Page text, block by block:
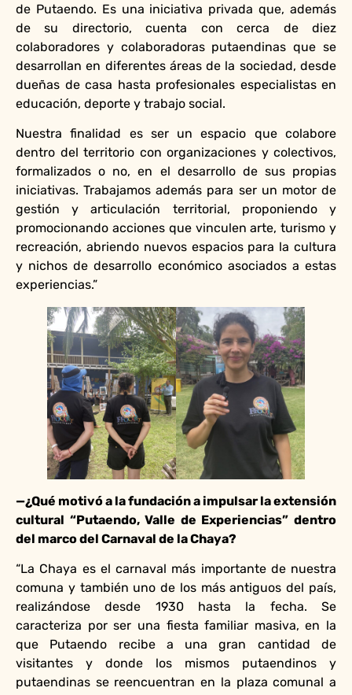
de Putaendo. Es una iniciativa privada que, además
de su directorio, cuenta con cerca de diez
colaboradores y colaboradoras putaendinas que se
desarrollan en diferentes áreas de la sociedad, desde
dueñas de casa hasta profesionales especialistas en
educación, deporte y trabajo social.
Nuestra finalidad es ser un espacio que colabore
dentro del territorio con organizaciones y colectivos,
formalizados o no, en el desarrollo de sus propias
iniciativas. Trabajamos además para ser un motor de
gestión y articulación territorial, proponiendo y
promocionando acciones que vinculen arte, turismo y
recreación, abriendo nuevos espacios para la cultura
y nichos de desarrollo económico asociados a estas
experiencias.”
—¿Qué motivó a la fundación a impulsar la extensión
cultural “Putaendo, Valle de Experiencias” dentro
del marco del Carnaval de la Chaya?
“La Chaya es el carnaval más importante de nuestra
comuna y también uno de los más antiguos del país,
realizándose desde 1930 hasta la fecha. Se
caracteriza por ser una fiesta familiar masiva, en la
que Putaendo recibe a una gran cantidad de
visitantes y donde los mismos putaendinos y
putaendinas se reencuentran en la plaza comunal a